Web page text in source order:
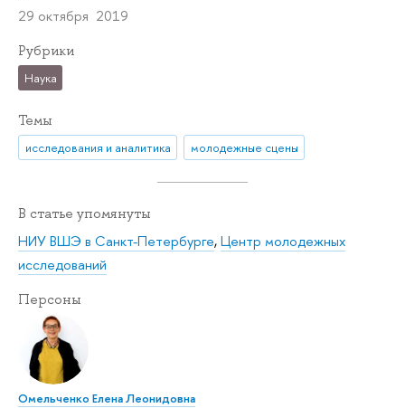
29 октября 2019
Рубрики
Наука
Темы
исследования и аналитика молодежные сцены
В статье упомянуты
НИУ ВШЭ в Санкт-Петербурге,Центр молодежных
исследований
Персоны
Омельченко Елена Леонидовна